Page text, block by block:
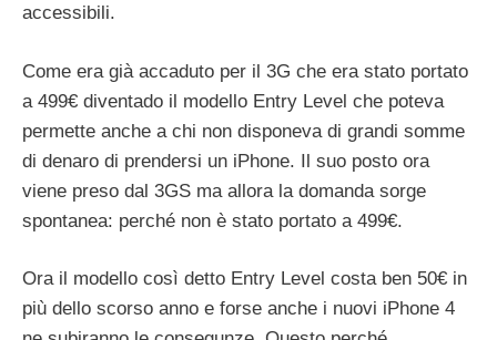
accessibili.
Come era già accaduto per il 3G che era stato portato
a 499€ diventado il modello Entry Level che poteva
permette anche a chi non disponeva di grandi somme
di denaro di prendersi un iPhone. Il suo posto ora
viene preso dal 3GS ma allora la domanda sorge
spontanea: perché non è stato portato a 499€.
Ora il modello così detto Entry Level costa ben 50€ in
più dello scorso anno e forse anche i nuovi iPhone 4